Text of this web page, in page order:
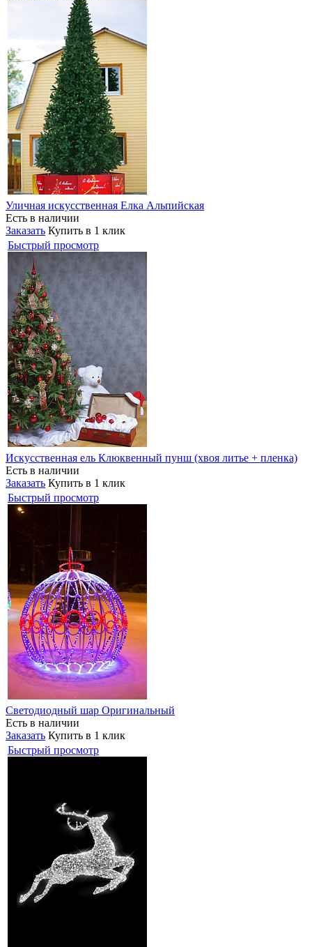
Уличная искусственная Елка Альпийская
Есть в наличии
Заказать Купить в 1 клик
Быстрый просмотр
Искусственная ель Клюквенный пунш (хвоя литье + пленка)
Есть в наличии
Заказать Купить в 1 клик
Быстрый просмотр
Светодиодный шар Оригинальный
Есть в наличии
Заказать Купить в 1 клик
Быстрый просмотр